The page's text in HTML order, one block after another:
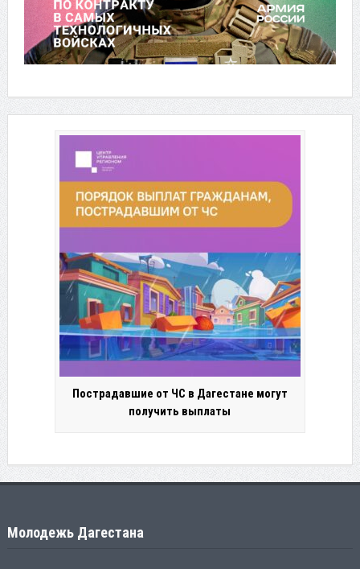
Пострадавшие от ЧС в Дагестане могут
получить выплаты
Молодежь Дагестана